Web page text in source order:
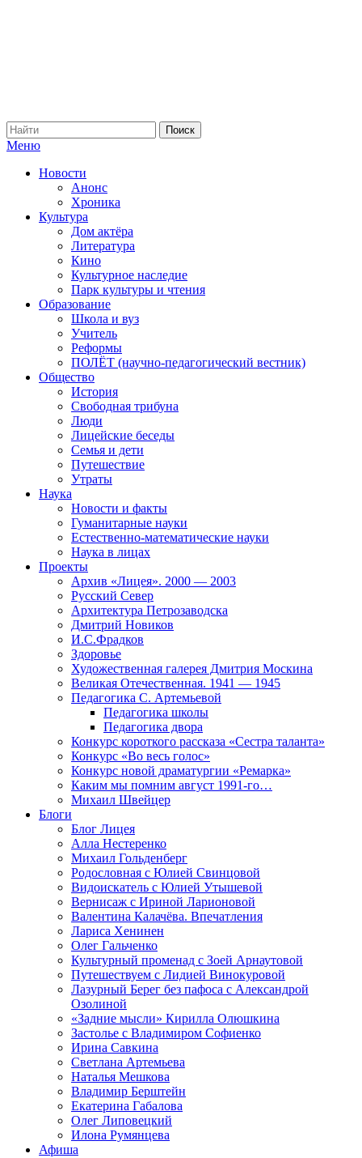
Меню
Новости
Анонс
Хроника
Культура
Дом актёра
Литература
Кино
Культурное наследие
Парк культуры и чтения
Образование
Школа и вуз
Учитель
Реформы
ПОЛЁТ (научно-педагогический вестник)
Общество
История
Свободная трибуна
Люди
Лицейские беседы
Семья и дети
Путешествие
Утраты
Наука
Новости и факты
Гуманитарные науки
Естественно-математические науки
Наука в лицах
Проекты
Архив «Лицея». 2000 — 2003
Русский Север
Архитектура Петрозаводска
Дмитрий Новиков
И.С.Фрадков
Здоровье
Художественная галерея Дмитрия Москина
Великая Отечественная. 1941 — 1945
Педагогика С. Артемьевой
Педагогика школы
Педагогика двора
Конкурс короткого рассказа «Сестра таланта»
Конкурс «Во весь голос»
Конкурс новой драматургии «Ремарка»
Каким мы помним август 1991-го…
Михаил Швейцер
Блоги
Блог Лицея
Алла Нестеренко
Михаил Гольденберг
Родословная с Юлией Свинцовой
Видоискатель с Юлией Утышевой
Вернисаж с Ириной Ларионовой
Валентина Калачёва. Впечатления
Лариса Хенинен
Олег Гальченко
Культурный променад с Зоей Арнаутовой
Путешествуем с Лидией Винокуровой
Лазурный Берег без пафоса с Александрой
Озолиной
«Задние мысли» Кирилла Олюшкина
Застолье с Владимиром Софиенко
Ирина Савкина
Светлана Артемьева
Наталья Мешкова
Владимир Берштейн
Екатерина Габалова
Олег Липовецкий
Илона Румянцева
Афиша